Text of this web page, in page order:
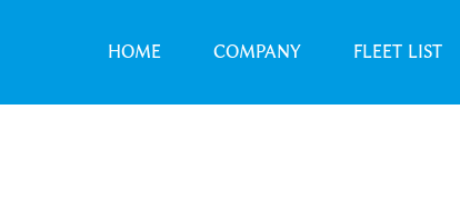
HOME COMPANY FLEET LIST